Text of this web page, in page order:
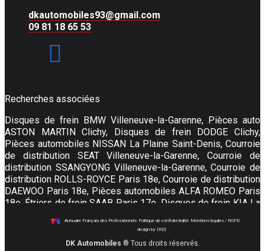
Recherches associées
Disques de frein BMW Villeneuve-la-Garenne, Pièces auto
ASTON MARTIN Clichy, Disques de frein DODGE Clichy,
Pièces automobiles NISSAN La Plaine Saint-Denis, Courroie
de distribution SEAT Villeneuve-la-Garenne,Courroie de
distribution SSANGYONG Villeneuve-la-Garenne,Courroie de
distribution ROLLS-ROYCE Paris 18e,Courroie de distribution
DAEWOO Paris 18e, Pièces automobiles ALFA ROMEO Paris
18e Étriers de frein SAAB Paris 17e Disques de frein KIA La
Pièces auto OEM CADILLAC Paris 17e
Pièces automobiles
INFINITI Clichy, Pièces auto d’origine DACIA Saint-Denis
dkautomobiles93@gmail.com
09 81 18 65 53
Annuaire Français des Professionnels Politique de confidentialité Mentions légales / RGPD
design by {RD}
DK Automobiles ® Tous droits réservés.